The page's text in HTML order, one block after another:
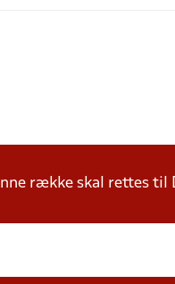
række skal rettes til